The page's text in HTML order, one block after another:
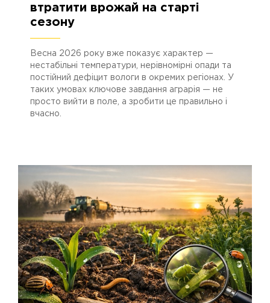
втратити врожай на старті
сезону
Весна 2026 року вже показує характер —
нестабільні температури, нерівномірні опади та
постійний дефіцит вологи в окремих регіонах. У
таких умовах ключове завдання аграрія — не
просто вийти в поле, а зробити це правильно і
вчасно.